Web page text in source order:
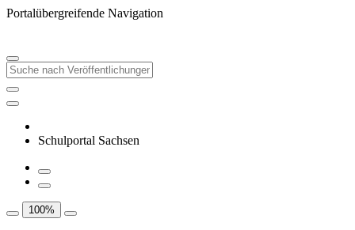
Portalübergreifende Navigation
Schulportal Sachsen
100%